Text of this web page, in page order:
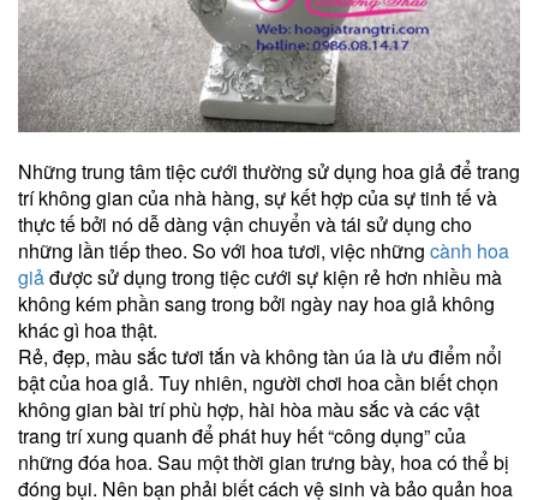
Những trung tâm tiệc cưới thường sử dụng hoa giả để trang
trí không gian của nhà hàng, sự kết hợp của sự tinh tế và
thực tế bởi nó dễ dàng vận chuyển và tái sử dụng cho
những lần tiếp theo. So với hoa tươi, việc những cành hoa
giảđược sử dụng trong tiệc cưới sự kiện rẻ hơn nhiều mà
không kém phần sang trong bởi ngày nay hoa giả không
khác gì hoa thật.
Rẻ, đẹp, màu sắc tươi tắn và không tàn úa là ưu điểm nổi
bật của hoa giả. Tuy nhiên, người chơi hoa cần biết chọn
không gian bài trí phù hợp, hài hòa màu sắc và các vật
trang trí xung quanh để phát huy hết “công dụng” của
những đóa hoa. Sau một thời gian trưng bày, hoa có thể bị
đóng bụi. Nên bạn phải biết cách vệ sinh và bảo quản hoa